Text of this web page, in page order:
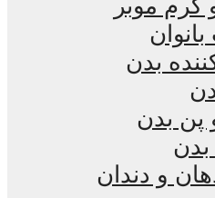
کرم موبر
بدن
پن بدن
و دندان